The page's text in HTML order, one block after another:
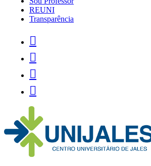
REUNI
Transparência



